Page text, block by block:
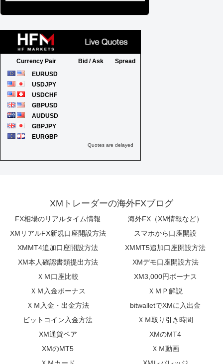
XMトレーダーの海外FXブログ
FX相場のリアルタイム情報
海外FX（XM情報など）
XMリアルFX新規口座開設方法
スマホから口座開設
XMMT4追加口座開設方法
XMMT5追加口座開設方法
XM本人確認書類提出方法
XMデモ口座開設方法
ＸＭ口座比較
XM3,000円ボーナス
ＸＭ入金ボーナス
ＸＭＰ解説
ＸＭ入金・出金方法
bitwalletでXMに入出金
ビットコイン入金方法
ＸＭ取り引き時間
XM通貨ペア
XMのMT4
XMのMT5
ＸＭ動画